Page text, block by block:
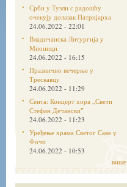
Срби у Тузли с радошћу
очекују долазак Патријарха
24.06.2022 - 22:01
Владичанска Литургија у
Мионици
24.06.2022 - 16:15
Празнично вечерње у
Трескавцу
24.06.2022 - 11:29
Сента: Концерт хора „Свети
Стефан Дечанскиˮ
24.06.2022 - 11:23
Уређење храма Светог Саве у
Фочи
24.06.2022 - 10:53
више